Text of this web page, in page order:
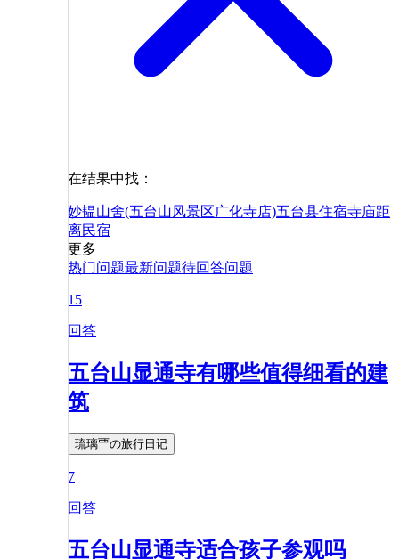
在结果中找：
妙韫山舍(五台山风景区广化寺店)五台县住宿寺庙距
离民宿
更多
热门问题最新问题待回答问题
15
回答
五台山显通寺有哪些值得细看的建
筑
琉璃覀の旅行日记
7
回答
五台山显通寺适合孩子参观吗